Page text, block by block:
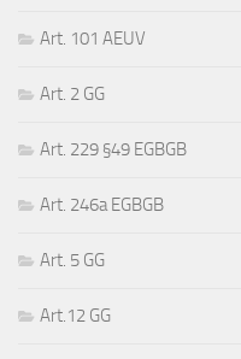
Art. 101 AEUV
Art. 2 GG
Art. 229 §49 EGBGB
Art. 246a EGBGB
Art. 5 GG
Art.12 GG